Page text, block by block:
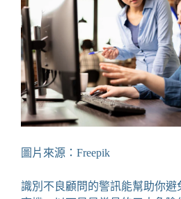
圖片來源：Freepik
識別不良顧問的警訊能幫助你避